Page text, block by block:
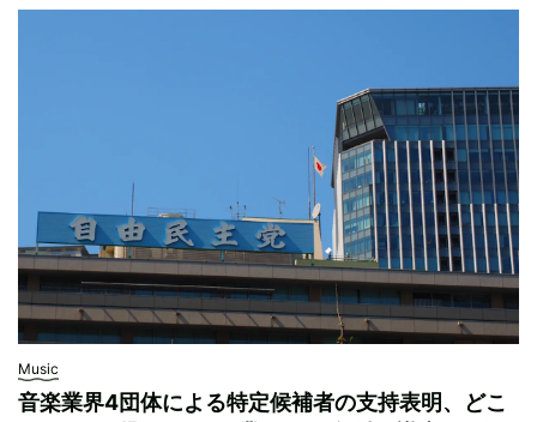
Music
音楽業界4団体による特定候補者の支持表明、どこ